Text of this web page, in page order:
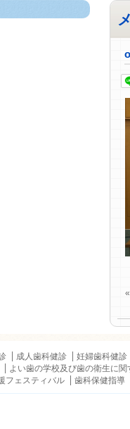
成人歯科健診 妊婦歯科健診
よい歯の学校及び歯の衛生に
フェスティバル
歯科保健指導